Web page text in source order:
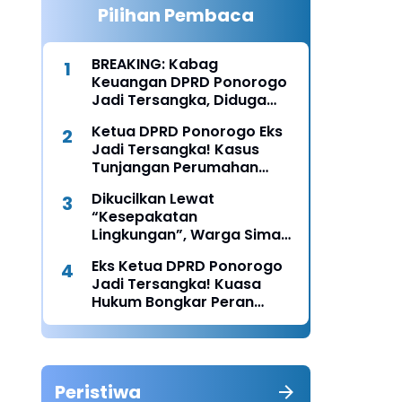
Pilihan Pembaca
BREAKING: Kabag
Keuangan DPRD Ponorogo
Jadi Tersangka, Diduga
Ketua DPRD Ponorogo Eks
Jadi Tersangka! Kasus
Tunjangan Perumahan
Dikucilkan Lewat
“Kesepakatan
Lingkungan”, Warga Siman
Upaya Pembunuhan
Karakter
Eks Ketua DPRD Ponorogo
Jadi Tersangka! Kuasa
Hukum Bongkar Peran
Perbup & Appraisal: “Kami
Uji Prosesnya”
Peristiwa